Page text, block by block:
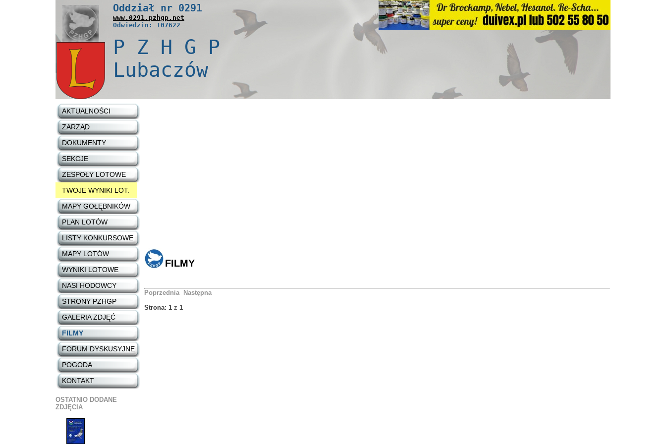
Oddział nr 0291
www. 0291.pzhgp.net
Odwiedzin: 107622
P Z H G P
Lubaczów
FILMY
Poprzednia
Następna
Strona: 1 z 1
AKTUALNOŚCI
ZARZĄD
DOKUMENTY
SEKCJE
ZESPOŁY LOTOWE
TWOJE WYNIKI LOT.
MAPY GOŁĘBNIKÓW
PLAN LOTÓW
LISTY KONKURSOWE
MAPY LOTÓW
WYNIKI LOTOWE
NASI HODOWCY
STRONY PZHGP
GALERIA ZDJĘĆ
FILMY
FORUM DYSKUSYJNE
POGODA
KONTAKT
OSTATNIO DODANE
ZDJĘCIA